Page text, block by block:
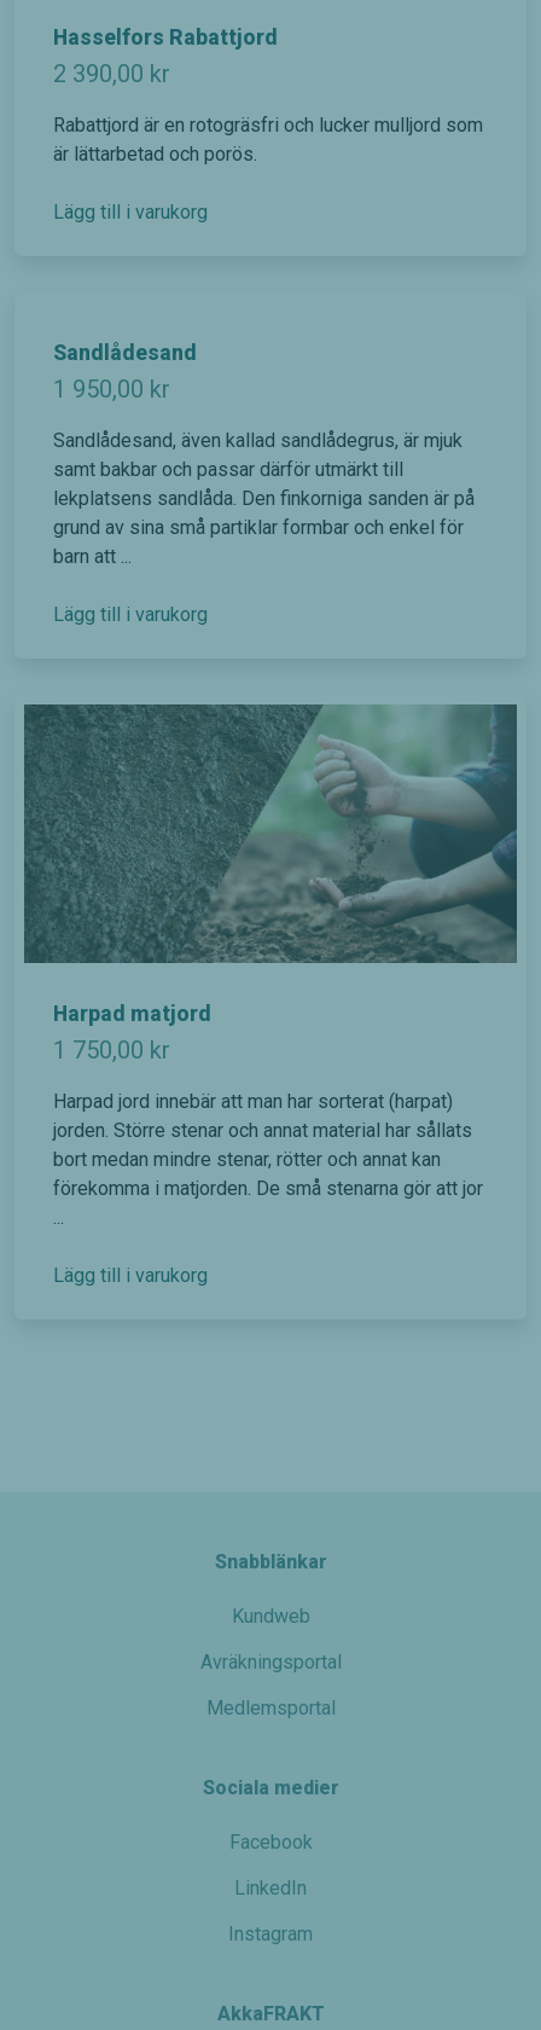
Hasselfors Rabattjord
2 390,00 kr
Rabattjord är en rotogräsfri och lucker mulljord som
är lättarbetad och porös.
Lägg till i varukorg
Sandlådesand
1 950,00 kr
Sandlådesand, även kallad sandlådegrus, är mjuk
samt bakbar och passar därför utmärkt till
lekplatsens sandlåda. Den finkorniga sanden är på
grund av sina små partiklar formbar och enkel för
barn att ...
Lägg till i varukorg
Harpad matjord
1 750,00 kr
Harpad jord innebär att man har sorterat (harpat)
jorden. Större stenar och annat material har sållats
bort medan mindre stenar, rötter och annat kan
förekomma i matjorden. De små stenarna gör att jor
...
Lägg till i varukorg
Snabblänkar
Kundweb
Avräkningsportal
Medlemsportal
Sociala medier
Facebook
LinkedIn
Instagram
AkkaFRAKT
Nödvändiga
Dessa kakor
går inte att
välja bort. De
Statistik
För att vi
ska prestera
besök. Om
du nekar de
här kakorna
kommer
att försvinna
hemsidan.
Genom att dela
beteende när du